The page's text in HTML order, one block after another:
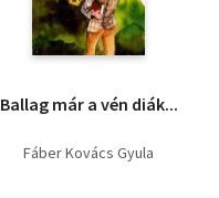
Ballag már a vén diák...
Fáber Kovács Gyula